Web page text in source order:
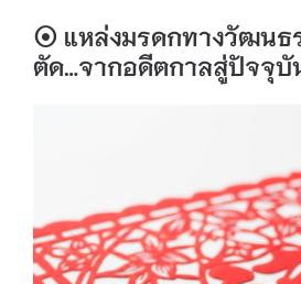
⦿ แหล่งมรดกทางวัฒนธ
ตัด…จากอดีตกาลสู่ปัจจุบั